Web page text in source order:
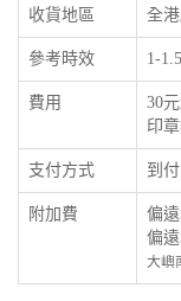
收貨地區 全
參考時效 1-
費用
30元
印
支付方式 到
附加費
偏
偏遠
大嶼